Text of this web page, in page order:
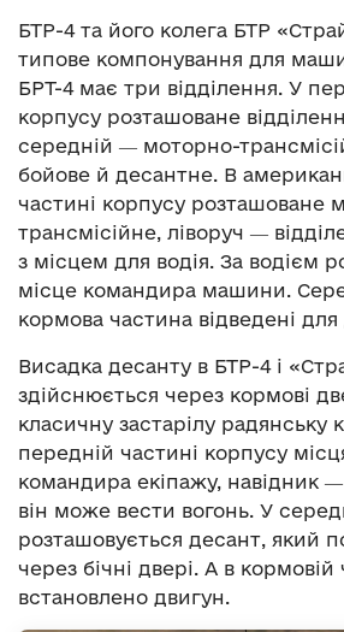
БТР-4 та його колега БТР
типове компонування для
БРТ-4 має три відділення. У
корпусу розташоване
середній ― моторно-
бойове й десантне. В
частині корпусу розташоване
трансмісійне, ліворуч ―
з місцем для водія. За водієм
місце командира машини.
кормова частина відведені
Висадка десанту в БТР-4 і
здійснюється через кормові
класичну застарілу радянську
передній частині корпусу
командира екіпажу, навідник ―
він може вести вогонь. У
розташовується десант, який
через бічні двері. А в кормовій
встановлено двигун.